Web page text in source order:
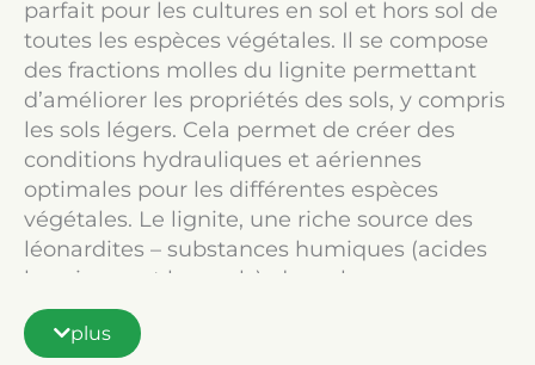
parfait pour les cultures en sol et hors sol de
toutes les espèces végétales. Il se compose
des fractions molles du lignite permettant
d’améliorer les propriétés des sols, y compris
les sols légers. Cela permet de créer des
conditions hydrauliques et aériennes
optimales pour les différentes espèces
végétales. Le lignite, une riche source des
léonardites – substances humiques (acides
humiques et leur sels), de carbone
organique, de carbone actif, joue un rôle
essentiel pour la fertilité des sols et pour
plus